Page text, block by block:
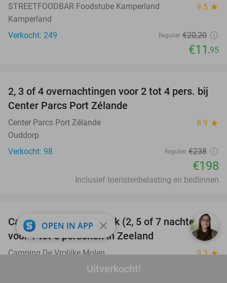
Uitverkocht!
STREETFOODBAR Foodstube Kamperland 9.5 star
Kamperland
Verkocht: 249
Regulier €20,20
€11 ,95
17%
2, 3 of 4 overnachtingen voor 2 tot 4 pers. bij
Center Parcs Port Zélande
Center Parcs Port Zélande 8.9 star
Ouddorp
Verkocht: 98
Regulier €238
€198
Inclusief toeristenbelasting en bedlinnen
35%
Camper- of kampeerplek (2, 5 of 7 nachten)
voor 1 tot 6 personen in Zeeland
Camping De Vrolijke Molen 9.3star
OPEN IN APP close